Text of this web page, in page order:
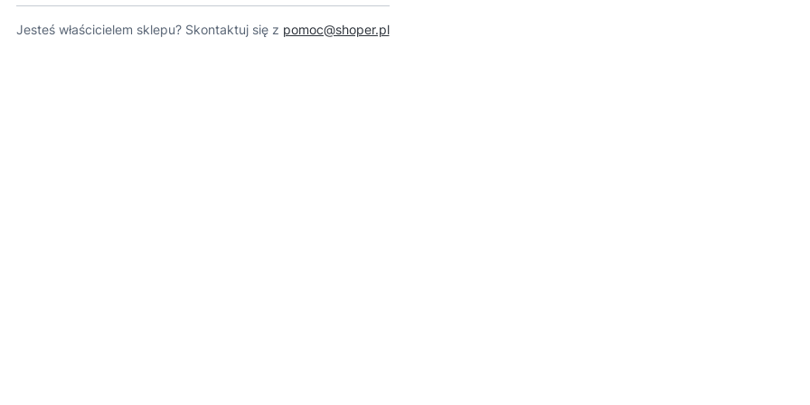
Jesteś właścicielem sklepu? Skontaktuj się z pomoc@shoper.pl